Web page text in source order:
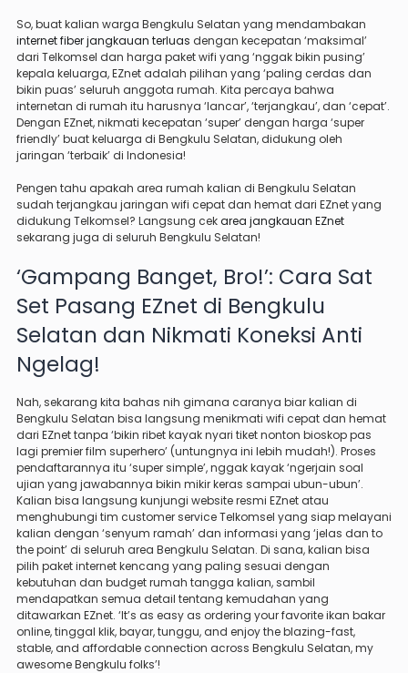
So, buat kalian warga Bengkulu Selatan yang mendambakan
internet fiber jangkauan terluas dengan kecepatan ‘maksimal’
dari Telkomsel dan harga paket wifi yang ‘nggak bikin pusing’
kepala keluarga, EZnet adalah pilihan yang ‘paling cerdas dan
bikin puas’ seluruh anggota rumah. Kita percaya bahwa
internetan di rumah itu harusnya ‘lancar’, ‘terjangkau’, dan ‘cepat’.
Dengan EZnet, nikmati kecepatan ‘super’ dengan harga ‘super
friendly’ buat keluarga di Bengkulu Selatan, didukung oleh
jaringan ‘terbaik’ di Indonesia!
Pengen tahu apakah area rumah kalian di Bengkulu Selatan
sudah terjangkau jaringan wifi cepat dan hemat dari EZnet yang
didukung Telkomsel? Langsung cekarea jangkauan EZnet
sekarang juga di seluruh Bengkulu Selatan!
‘Gampang Banget, Bro!’: Cara Sat
Set Pasang EZnet di Bengkulu
Selatan dan Nikmati Koneksi Anti
Ngelag!
Nah, sekarang kita bahas nih gimana caranya biar kalian di
Bengkulu Selatan bisa langsung menikmati wifi cepat dan hemat
dari EZnet tanpa ‘bikin ribet kayak nyari tiket nonton bioskop pas
lagi premier film superhero’ (untungnya ini lebih mudah!). Proses
pendaftarannya itu ‘super simple’, nggak kayak ‘ngerjain soal
ujian yang jawabannya bikin mikir keras sampai ubun-ubun’.
Kalian bisa langsung kunjungi website resmi EZnet atau
menghubungi tim customer service Telkomsel yang siap melayani
kalian dengan ‘senyum ramah’ dan informasi yang ‘jelas dan to
the point’ di seluruh area Bengkulu Selatan. Di sana, kalian bisa
pilih paket internet kencang yang paling sesuai dengan
kebutuhan dan budget rumah tangga kalian, sambil
mendapatkan semua detail tentang kemudahan yang
ditawarkan EZnet. ‘It’s as easy as ordering your favorite ikan bakar
online, tinggal klik, bayar, tunggu, and enjoy the blazing-fast,
stable, and affordable connection across Bengkulu Selatan, my
awesome Bengkulu folks’!